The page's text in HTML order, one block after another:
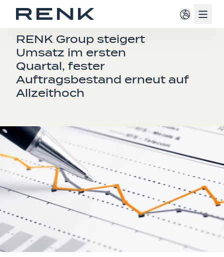
PRESSEMITTEILUNG
RENK Group steigert
Umsatz im ersten
Quartal, fester
Auftragsbestand erneut auf
Allzeithoch